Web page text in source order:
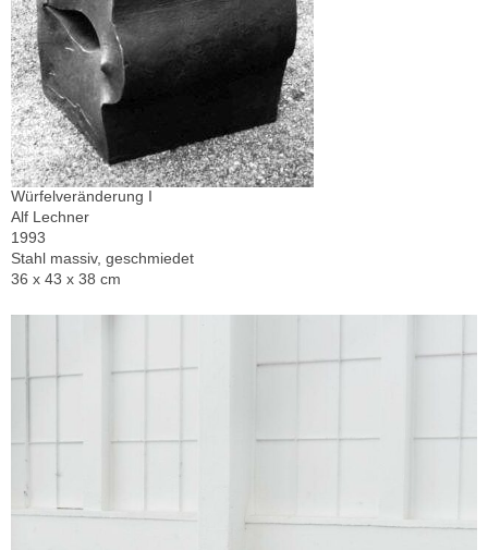
Würfelveränderung I
Alf Lechner
1993
Stahl massiv, geschmiedet
36 x 43 x 38 cm